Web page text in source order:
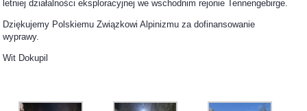
letniej działalności eksploracyjnej we wschodnim rejonie Tennengebirge.
Dziękujemy Polskiemu Związkowi Alpinizmu za dofinansowanie
wyprawy.
Wit Dokupil